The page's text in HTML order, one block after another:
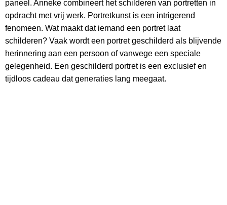
paneel. Anneke combineert het schilderen van portretten in
opdracht met vrij werk. Portretkunst is een intrigerend
fenomeen. Wat maakt dat iemand een portret laat
schilderen? Vaak wordt een portret geschilderd als blijvende
herinnering aan een persoon of vanwege een speciale
gelegenheid. Een geschilderd portret is een exclusief en
tijdloos cadeau dat generaties lang meegaat.